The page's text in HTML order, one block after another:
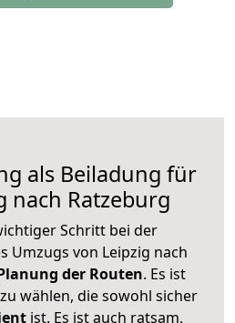
als Beiladung für
nach Ratzeburg
Schritt bei der
Umzugs von Leipzig nach
der Routen. Es ist
wählen, die sowohl sicher
ist. Es ist auch ratsam,